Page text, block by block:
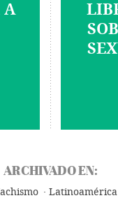
A
ARCHIVADO EN:
Latinoamérica